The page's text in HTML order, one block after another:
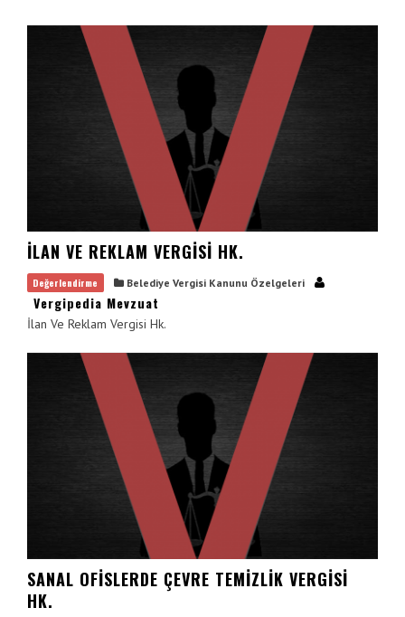
İLAN VE REKLAM VERGISI HK.
Değerlendirme Belediye Vergisi Kanunu Özelgeleri
Vergipedia Mevzuat
İlan Ve Reklam Vergisi Hk.
SANAL OFISLERDE ÇEVRE TEMIZLIK VERGISI
HK.
Vergimedia
İletişim
Galeri